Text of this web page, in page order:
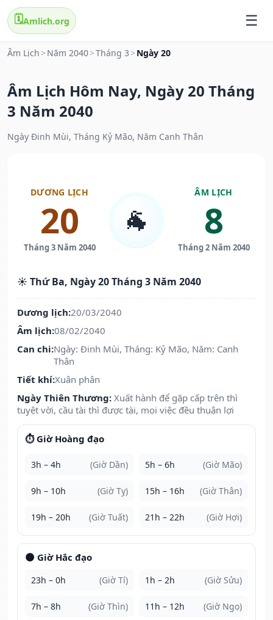
🗓️Amlich.org
Âm Lịch > Năm 2040>Tháng 3 > Ngày 20
Âm Lịch Hôm Nay, Ngày 20 Tháng
3 Năm 2040
Ngày Đinh Mùi, Tháng Kỷ Mão, Năm Canh Thân
DƯƠNG LỊCH
20
Tháng 3 Năm 2040
🐐
ÂM LỊCH
8
Tháng 2 Năm 2040
☀️ Thứ Ba, Ngày 20 Tháng 3 Năm 2040
Dương lịch:20/03/2040
Âm lịch:08/02/2040
Can chi:Ngày: Đinh Mùi, Tháng: Kỷ Mão, Năm: Canh
Thân
Tiết khí:Xuân phân
Ngày Thiên Thương: Xuất hành để gặp cấp trên thì
tuyệt vời, cầu tài thì được tài, mọi việc đều thuận lợi
⏱️ Giờ Hoàng đạo
3h – 4h (Giờ Dần) 5h – 6h (Giờ Mão)
9h – 10h (Giờ Tỵ) 15h – 16h (Giờ Thân)
19h – 20h (Giờ Tuất) 21h – 22h (Giờ Hợi)
🌑 Giờ Hắc đạo
23h – 0h (Giờ Tí) 1h – 2h (Giờ Sửu)
7h – 8h (Giờ Thìn) 11h – 12h (Giờ Ngọ)